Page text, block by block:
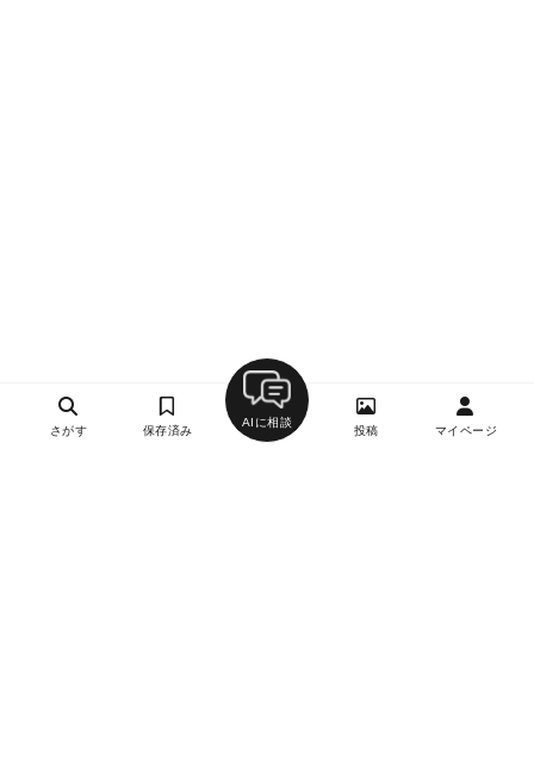
さがす 保存済み
AIに相談
投稿 マイページ